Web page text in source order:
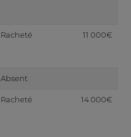
Racheté 11 000€
Absent
Racheté 14 000€